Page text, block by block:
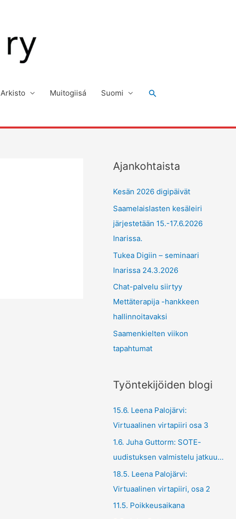
Arkisto Muitogiisá Suomi Hae
Ajankohtaista
Kesän 2026 digipäivät
Saamelaislasten kesäleiri
järjestetään 15.-17.6.2026
Inarissa.
Tukea Digiin – seminaari
Inarissa 24.3.2026
Chat-palvelu siirtyy
Mettäterapija -hankkeen
hallinnoitavaksi
Saamenkielten viikon
tapahtumat
Työntekijöiden blogi
15.6. Leena Palojärvi:
Virtuaalinen virtapiiri osa 3
1.6. Juha Guttorm: SOTE-
uudistuksen valmistelu jatkuu…
18.5. Leena Palojärvi:
Virtuaalinen virtapiiri, osa 2
11.5. Poikkeusaikana